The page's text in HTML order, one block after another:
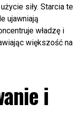
siły. Starcia te
ujawniają
władzę i
większość na
i